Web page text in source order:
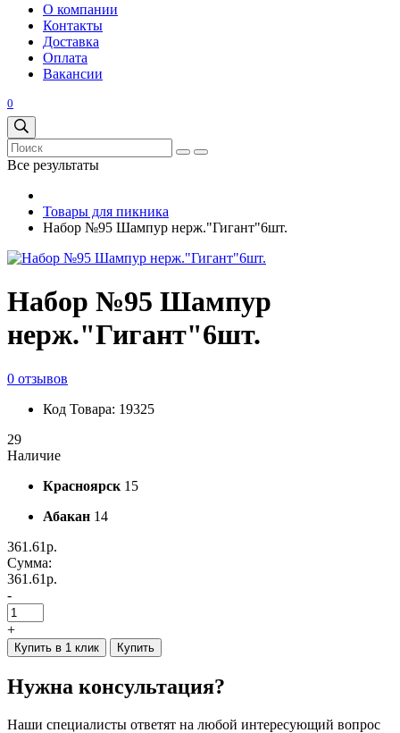
О компании
Контакты
Доставка
Оплата
Вакансии
0
Все результаты
Товары для пикника
Набор №95 Шампур нерж."Гигант"6шт.
Набор №95 Шампур
нерж."Гигант"6шт.
0 отзывов
Код Товара: 19325
29
Наличие
Красноярск 15
Абакан 14
361.61р.
Сумма:
361.61р.
-
+
Купить в 1 клик Купить
Нужна консультация?
Наши специалисты ответят на любой интересующий вопрос